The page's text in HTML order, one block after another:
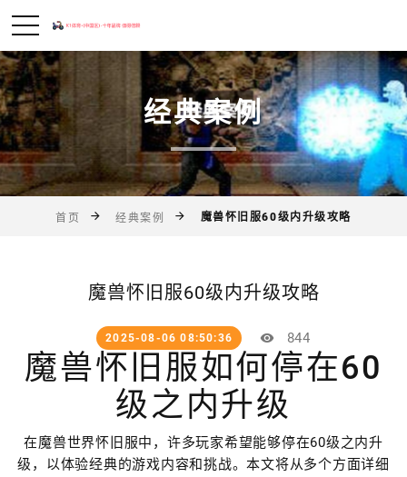
经典案例
首页 经典案例 魔兽怀旧服60级内升级攻略
魔兽怀旧服60级内升级攻略
2025-08-06 08:50:36 844
魔兽怀旧服如何停在60
级之内升级
在魔兽世界怀旧服中，许多玩家希望能够停在60级之内升
级，以体验经典的游戏内容和挑战。本文将从多个方面详细